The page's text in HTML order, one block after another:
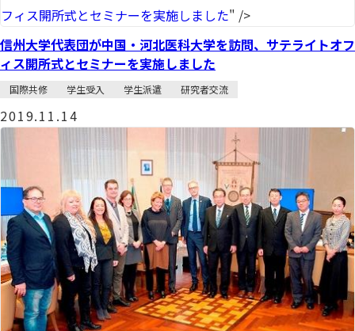
フィス開所式とセミナーを実施しました" />
信州大学代表団が中国・河北医科大学を訪問、サテライトオフ
ィス開所式とセミナーを実施しました
国際共修 学生受入 学生派遣 研究者交流
2019.11.14